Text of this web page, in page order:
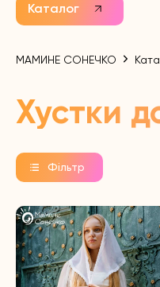
Каталог
МАМИНЕ СОНЕЧКО
Хустки
Фільтр